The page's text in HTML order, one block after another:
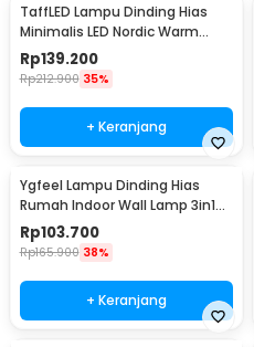
TaffLED Lampu Dinding Hias
Minimalis LED Nordic Warm
White E27 12W - G9
Rp139.200
Rp212.900 35%
+ Keranjang
Ygfeel Lampu Dinding Hias
Rumah Indoor Wall Lamp 3in1
Color - JS-QD407
Rp103.700
Rp165.900 38%
+ Keranjang